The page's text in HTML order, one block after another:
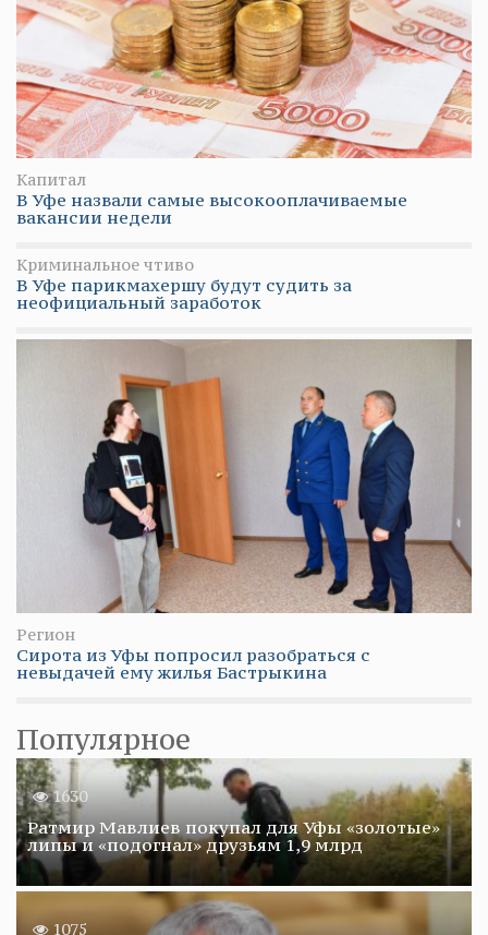
Капитал
В Уфе назвали самые высокооплачиваемые
вакансии недели
Криминальное чтиво
В Уфе парикмахершу будут судить за
неофициальный заработок
Регион
Сирота из Уфы попросил разобраться с
невыдачей ему жилья Бастрыкина
Популярное
1630
Ратмир Мавлиев покупал для Уфы «золотые»
липы и «подогнал» друзьям 1,9 млрд
1075